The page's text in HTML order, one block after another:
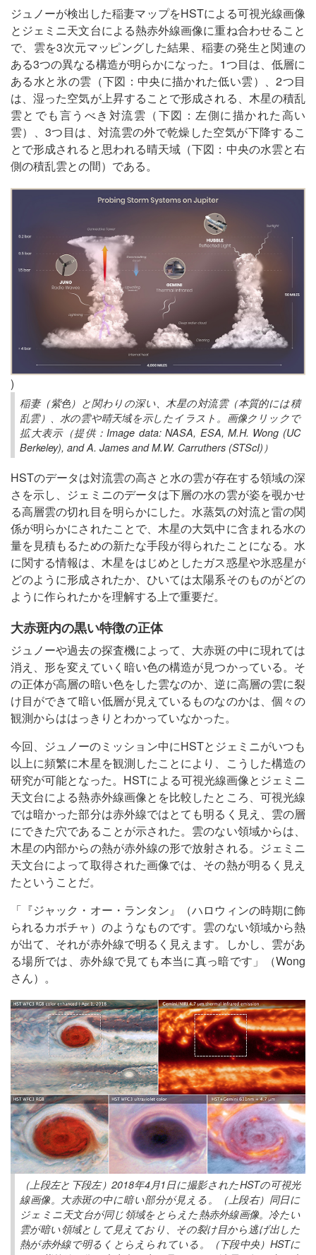
ジュノーが検出した稲妻マップをHSTによる可視光線画像
とジェミニ天文台による熱赤外線画像に重ね合わせること
で、雲を3次元マッピングした結果、稲妻の発生と関連の
ある3つの異なる構造が明らかになった。1つ目は、低層に
ある水と氷の雲（下図：中央に描かれた低い雲）、2つ目
は、湿った空気が上昇することで形成される、木星の積乱
雲とでも言うべき対流雲（下図：左側に描かれた高い
雲）、3つ目は、対流雲の外で乾燥した空気が下降するこ
とで形成されると思われる晴天域（下図：中央の水雲と右
側の積乱雲との間）である。
)
稲妻（紫色）と関わりの深い、木星の対流雲（本質的には積
乱雲）、水の雲や晴天域を示したイラスト。画像クリックで
拡大表示（提供：Image data: NASA, ESA, M.H. Wong (UC
Berkeley), and A. James and M.W. Carruthers (STScI)）
HSTのデータは対流雲の高さと水の雲が存在する領域の深
さを示し、ジェミニのデータは下層の水の雲が姿を覗かせ
る高層雲の切れ目を明らかにした。水蒸気の対流と雷の関
係が明らかにされたことで、木星の大気中に含まれる水の
量を見積もるための新たな手段が得られたことになる。水
に関する情報は、木星をはじめとしたガス惑星や氷惑星が
どのように形成されたか、ひいては太陽系そのものがどの
ように作られたかを理解する上で重要だ。
大赤斑内の黒い特徴の正体
ジュノーや過去の探査機によって、大赤斑の中に現れては
消え、形を変えていく暗い色の構造が見つかっている。そ
の正体が高層の暗い色をした雲なのか、逆に高層の雲に裂
け目ができて暗い低層が見えているものなのかは、個々の
観測からははっきりとわかっていなかった。
今回、ジュノーのミッション中にHSTとジェミニがいつも
以上に頻繁に木星を観測したことにより、こうした構造の
研究が可能となった。HSTによる可視光線画像とジェミニ
天文台による熱赤外線画像とを比較したところ、可視光線
では暗かった部分は赤外線ではとても明るく見え、雲の層
にできた穴であることが示された。雲のない領域からは、
木星の内部からの熱が赤外線の形で放射される。ジェミニ
天文台によって取得された画像では、その熱が明るく見え
たということだ。
「『ジャック・オー・ランタン』（ハロウィンの時期に飾
られるカボチャ）のようなものです。雲のない領域から熱
が出て、それが赤外線で明るく見えます。しかし、雲があ
る場所では、赤外線で見ても本当に真っ暗です」（Wong
さん）。
（上段左と下段左）2018年4月1日に撮影されたHSTの可視光
線画像。大赤斑の中に暗い部分が見える。（上段右）同日に
ジェミニ天文台が同じ領域をとらえた熱赤外線画像。冷たい
雲が暗い領域として見えており、その裂け目から逃げ出した
熱が赤外線で明るくとらえられている。（下段中央）HSTに